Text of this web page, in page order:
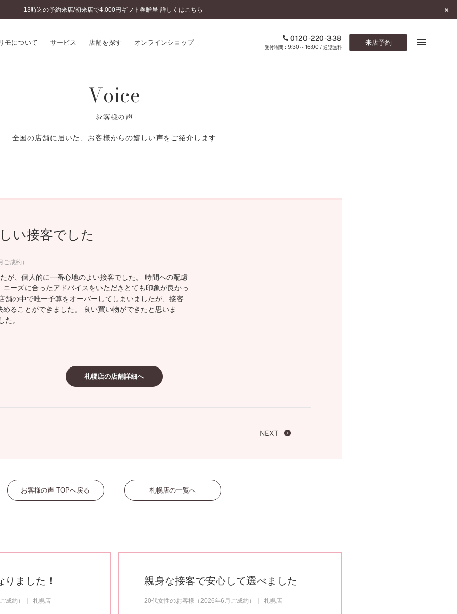
13時迄の予約来店/初来店で4,000円ギフト券贈呈-詳しくはこちら-
モについて サービス 店舗を探す オンラインショップ 0120-220-338
9:30～16:00/ 通話無料
来店予約
のこだわり
スダイヤモンド&バースストー
ーズサポート
プ
婚約指輪とは
結婚指輪とは
セットリングとは
ショップブログ
Voice
お客様の声
全国の店舗に届いた、お客様からの嬉しい声をご紹介します
い接客でした
成約）
が、個人的に一番心地のよい接客でした。 時間への配慮
ーズに合ったアドバイスをいただきとても印象が良かっ
舗の中で唯一予算をオーバーしてしまいましたが、接客
ることができました。 良い買い物ができたと思いま
た。
札幌店の店舗詳細へ
NEXT
お客様の声 TOPへ戻る 札幌店の一覧へ
ました！
成約） 札幌店
親身な接客で安心して選べました
20代女性のお客様（2026年6月ご成約） 札幌店